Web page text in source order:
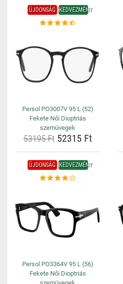
ÚJDONSÁG KEDVEZMÉNY
Persol PO3007V 95 L (52)
Fekete Női Dioptriás
szemüvegek
53195 Ft52315 Ft
ÚJDONSÁG KEDVEZMÉNY
Persol PO3364V 95 L (56)
Fekete Női Dioptriás